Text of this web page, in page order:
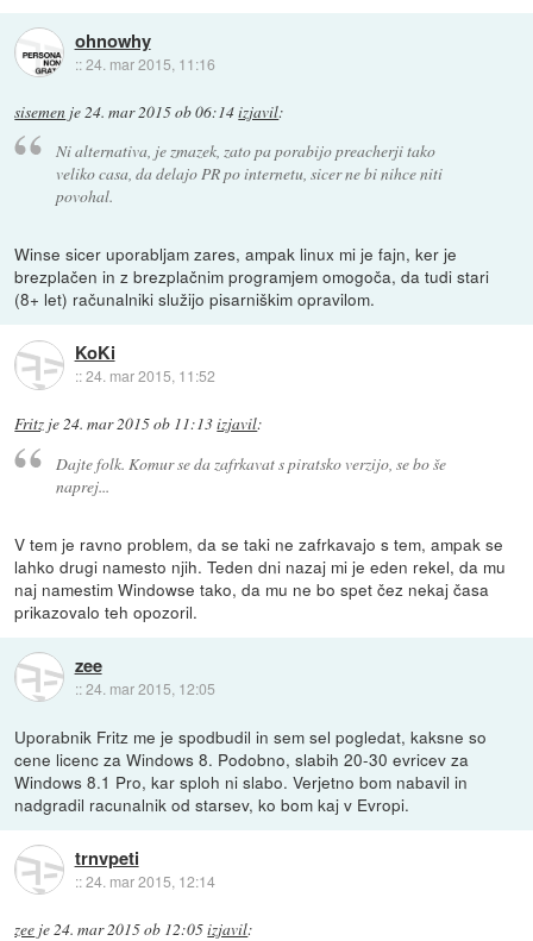
ohnowhy
::24. mar 2015, 11:16
sisemen je 24. mar 2015 ob 06:14izjavil:
Ni alternativa, je zmazek, zato pa porabijo preacherji tako
veliko casa, da delajo PR po internetu, sicer ne bi nihce niti
povohal.
Winse sicer uporabljam zares, ampak linux mi je fajn, ker je
brezplačen in z brezplačnim programjem omogoča, da tudi stari
(8+ let) računalniki služijo pisarniškim opravilom.
KoKi
::24. mar 2015, 11:52
Fritz je24. mar 2015 ob 11:13izjavil:
Dajte folk. Komur se da zafrkavat s piratsko verzijo, se bo še
naprej...
V tem je ravno problem, da se taki ne zafrkavajo s tem, ampak se
lahko drugi namesto njih. Teden dni nazaj mi je eden rekel, da mu
naj namestim Windowse tako, da mu ne bo spet čez nekaj časa
prikazovalo teh opozoril.
zee
::24. mar 2015, 12:05
Uporabnik Fritz me je spodbudil in sem sel pogledat, kaksne so
cene licenc za Windows 8. Podobno, slabih 20-30 evricev za
Windows 8.1 Pro, kar sploh ni slabo. Verjetno bom nabavil in
nadgradil racunalnik od starsev, ko bom kaj v Evropi.
trnvpeti
::24. mar 2015, 12:14
zee je24. mar 2015 ob 12:05izjavil: